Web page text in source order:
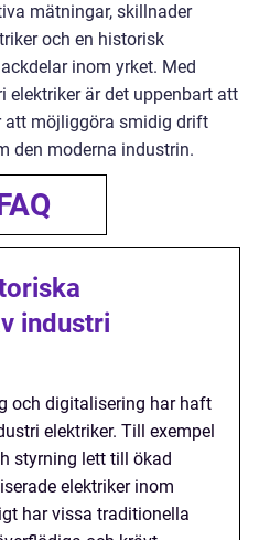
mätningar, skillnader
och en historisk
inom yrket. Med
elektriker är det uppenbart att
att möjliggöra smidig drift
den moderna industrin.
industri
och digitalisering har haft
elektriker. Till exempel
styrning lett till ökad
elektriker inom
har vissa traditionella